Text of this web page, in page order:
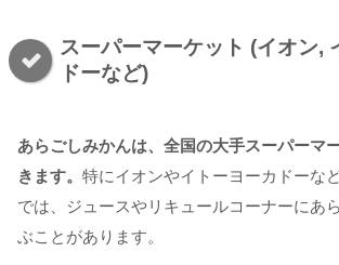
スーパーマーケット (イオン,
ドーなど)
あらごしみかんは、全国の大手スーパーマ
きます。 特にイオンやイトーヨーカドーな
では、ジュースやリキュールコーナーにあ
ぶことがあります。